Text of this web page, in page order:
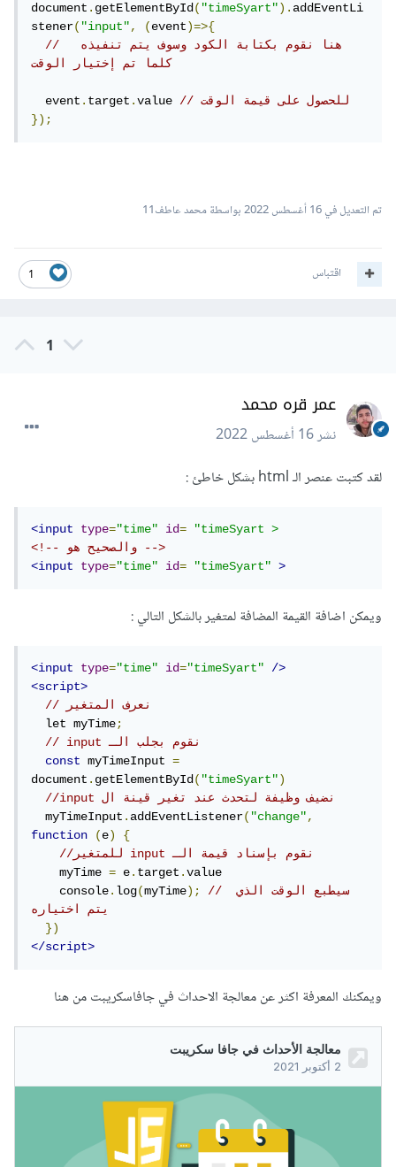
document.getElementById("timeSyart").addEventLi
stener("input", (event)=>{
//  هنا نقوم بكتابة الكود وسوف يتم تنفيذه
كلما تم إختيار الوقت
  event
.target.value
// للحصول على قيمة الوقت
});
تم التعديل في16 أغسطس 2022 بواسطة محمد عاطف11
1 اقتباس
1
عمر قره محمد
نشر16 أغسطس 2022
لقد كتبت عنصر الـ html بشكل خاطئ :
<input type="time" id=
"timeSyart >
<!-- والصحيح هو -->
<input
type="time" id= "timeSyart" >
ويمكن اضافة القيمة المضافة لمتغير بالشكل التالي :
<input type="time" id="timeSyart"
/>
<script>
// نعرف المتغير
  let myTime
;
const myTimeInput =
document.getElementById("timeSyart")
//input نضيف وظيفة لتحدث عند تغير قينة ال
  myTimeInput
.addEventListener("change",
function
(e)
{
    myTime
= e.target.value
    console
.log(myTime);
// سيطبع الوقت الذي
يتم اختياره
})
</script>
ويمكنك المعرفة اكثر عن معالجة الاحداث في جافاسكريبت من هنا